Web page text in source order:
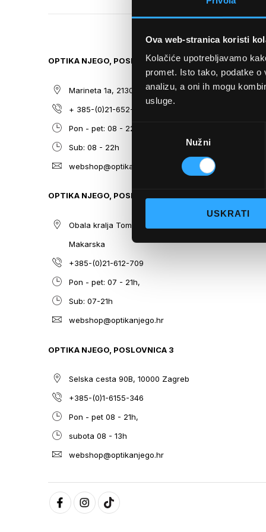
Ova web-stranica koristi
Kolačiće upotrebljavamo
promet. Isto tako, podatke
analizu, a oni ih mogu
usluge.
Odabir
Nužni
USKRATI
THE
THE
GALLERY
OPTIKA NJEGO, POSLOVNICA 1
Marineta 1a, 21300 Makarska
+ 385-(0)21-652-102
Pon - pet: 08 - 22h,
Sub: 08 - 22h
webshop@optikanjego.hr
OPTIKA NJEGO, POSLOVNICA 2
Obala kralja Tomislava 14, 21300
Makarska
+385-(0)21-612-709
Pon - pet: 07 - 21h,
Sub: 07-21h
webshop@optikanjego.hr
OPTIKA NJEGO, POSLOVNICA 3
Selska cesta 90B, 10000 Zagreb
+385-(0)1-6155-346
Pon - pet 08 - 21h,
subota 08 - 13h
webshop@optikanjego.hr
SITEMAP
O nama
Optika